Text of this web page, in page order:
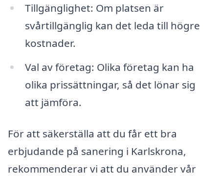
Tillgänglighet: Om platsen är
svårtillgänglig kan det leda till högre
kostnader.
Val av företag: Olika företag kan ha
olika prissättningar, så det lönar sig
att jämföra.
För att säkerställa att du får ett bra
erbjudande på sanering i Karlskrona,
rekommenderar vi att du använder vår